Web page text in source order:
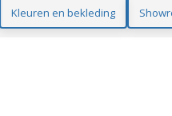
Kleuren en bekleding